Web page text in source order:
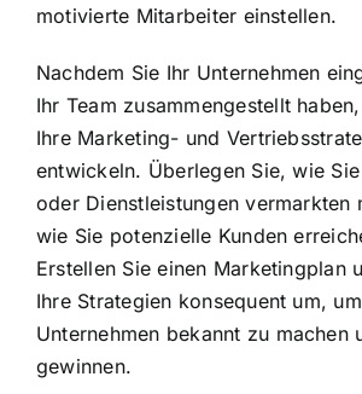
motivierte Mitarbeiter einstellen.
Nachdem Sie Ihr Unternehmen
Ihr Team zusammengestellt
Ihre Marketing- und
entwickeln. Überlegen Sie, wie
oder Dienstleistungen vermarkten
wie Sie potenzielle Kunden
Erstellen Sie einen Marketingplan
Ihre Strategien konsequent um,
Unternehmen bekannt zu machen
gewinnen.